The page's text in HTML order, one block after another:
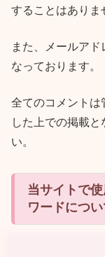
することはありま
また、メールア
なっております。
全てのコメントは
した上での掲載
い。
当サイトで
ワードについ